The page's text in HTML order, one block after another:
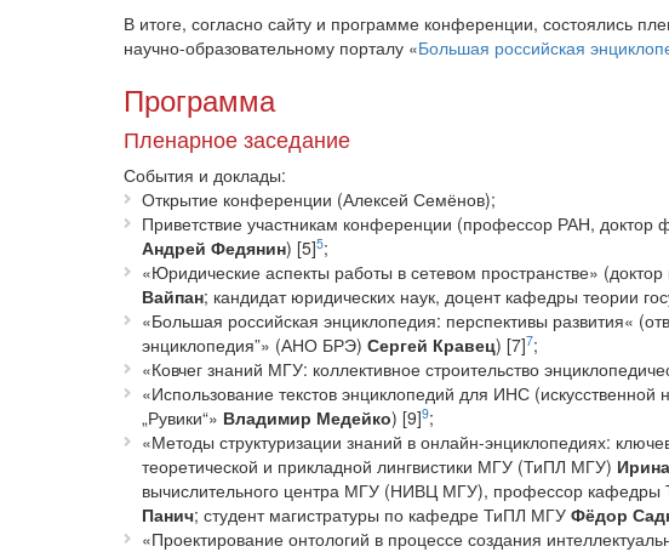
В итоге, согласно сайту и программе конференции, состоялись
научно-образовательному порталу «Большая российская
Программа
Пленарное заседание
События и доклады:
Открытие конференции (Алексей Семёнов);
Приветствие участникам конференции (профессор РАН,
Андрей Федянин) [5]5;
«Юридические аспекты работы в сетевом пространстве»
Вайпан; кандидат юридических наук, доцент кафедры теории
«Большая российская энциклопедия: перспективы развития«
энциклопедия”» (АНО БРЭ) Сергей Кравец) [7]7;
«Ковчег знаний МГУ: коллективное строительство
«Использование текстов энциклопедий для ИНС
„Рувики“» Владимир Медейко) [9]9;
«Методы структуризации знаний в онлайн-энциклопедиях:
теоретической и прикладной лингвистики МГУ (ТиПЛ МГУ)
вычислительного центра МГУ (НИВЦ МГУ), профессор
Панич; студент магистратуры по кафедре ТиПЛ МГУ Фёдор
«Проектирование онтологий в процессе создания